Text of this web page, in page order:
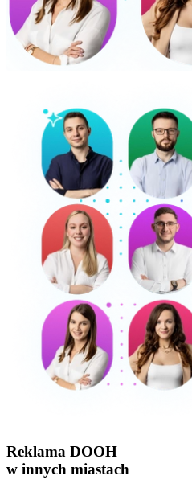
Reklama DOOH
w innych miastach